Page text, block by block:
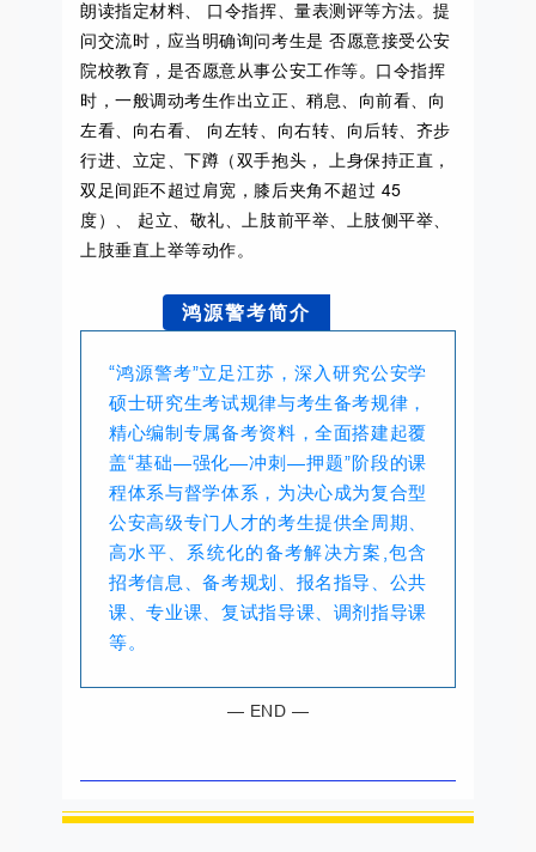
朗读指定材料、 口令指挥、量表测评等方法。提
问交流时，应当明确询问考生是 否愿意接受公安
院校教育，是否愿意从事公安工作等。口令指挥
时，一般调动考生作出立正、稍息、向前看、向
左看、向右看、 向左转、向右转、向后转、齐步
行进、立定、下蹲（双手抱头， 上身保持正直，
双足间距不超过肩宽，膝后夹角不超过 45
度）、 起立、敬礼、上肢前平举、上肢侧平举、
上肢垂直上举等动作。
鸿源警考简介
“鸿源警考”⽴⾜江苏，深⼊研究公安学
硕⼠研究⽣考试规律与考⽣备考规律，
精⼼编制专属备考资料，全⾯搭建起覆
盖“基础—强化—冲刺—押题”阶段的课
程体系与督学体系，为决⼼成为复合型
公安⾼级专⻔⼈才的考⽣提供全周期、
⾼⽔平、系统化的备考解决⽅案,包含
招考信息、备考规划、报名指导、公共
课、专业课、复试指导课、调剂指导课
等。
— END —